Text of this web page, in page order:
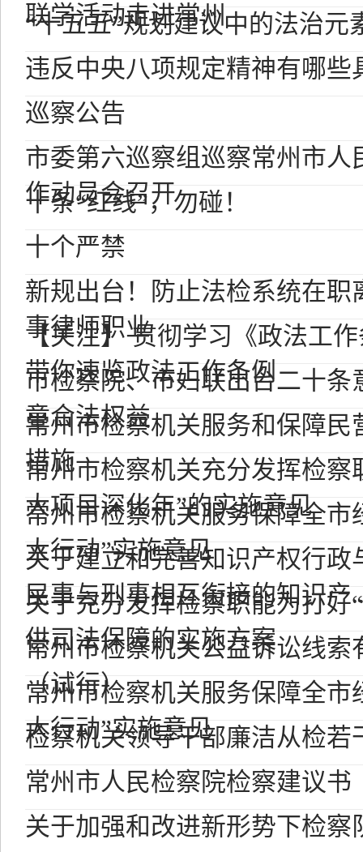
联学活动走进常州
“十五五”规划建议中的法治元
违反中央八项规定精神有哪些
巡察公告
市委第六巡察组巡察常州市人
作动员会召开
十条“红线”，勿碰！
十个严禁
新规出台！防止法检系统在职
事律师职业
【关注】 贯彻学习《政法工
带你速览政法工作条例
市检察院、市妇联出台二十条
童合法权益
常州市检察机关服务和保障民
措施
常州市检察机关充分发挥检察
大项目深化年”的实施意见
常州市检察机关服务保障全市
大行动”实施意见
关于建立和完善知识产权行政
民事与刑事相互衔接的知识产
关于充分发挥检察职能为打好
供司法保障的实施方案
常州市检察机关公益诉讼线索
（试行）
常州市检察机关服务保障全市
大行动”实施意见
检察机关领导干部廉洁从检若
常州市人民检察院检察建议书
关于加强和改进新形势下检察